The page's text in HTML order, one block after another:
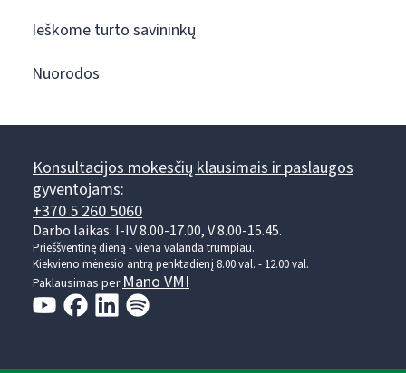
Ieškome turto savininkų
Nuorodos
Konsultacijos mokesčių klausimais ir paslaugos
gyventojams:
+370 5 260 5060
Darbo laikas: I-IV 8.00-17.00, V 8.00-15.45.
Prieššventinę dieną - viena valanda trumpiau.
Kiekvieno mėnesio antrą penktadienį 8.00 val. - 12.00 val.
Paklausimas perMano VMI